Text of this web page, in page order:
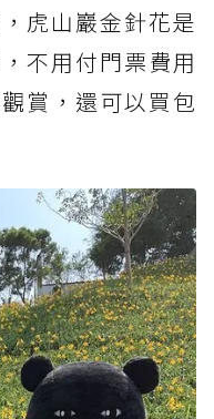
虎山巖金針花是
不用付門票費用
賞，還可以買包